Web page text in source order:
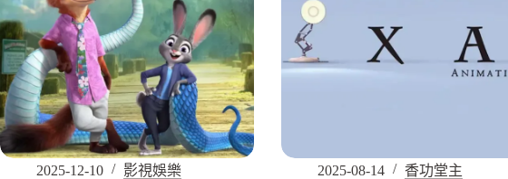
2025-12-10 影視娛樂 2025-08-14 香功堂主